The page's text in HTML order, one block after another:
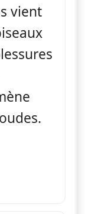
vient